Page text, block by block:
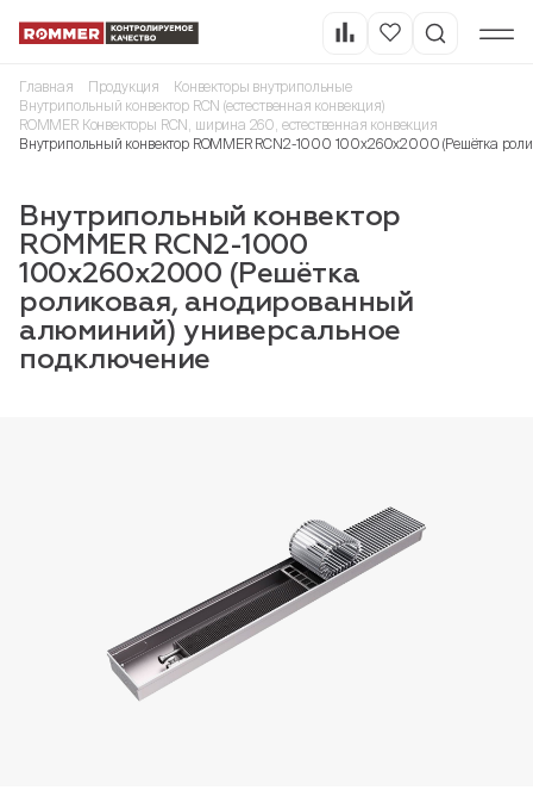
Пн-Пт, 9:00—18:00
Главная Продукция
Конвекторы внутрипольные
Внутрипольный конвектор RCN (естественная конвекция)
ROMMER Конвекторы RCN, ширина 260, естественная конвекция
Внутрипольный конвектор ROMMER RCN2-1000 100х260х2000 (Решётка
Внутрипольный конвектор
ROMMER RCN2-1000
100х260х2000 (Решётка
роликовая, анодированный
алюминий) универсальное
подключение